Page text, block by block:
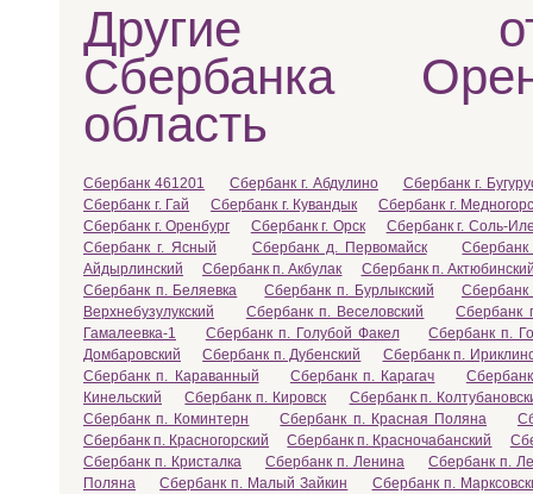
Другие
Сбербанка
область
Сбербанк 461201 Сбербанк г. Абдулино
Сбербанк г.
Сбербанк г. Гай
Сбербанк г. Кувандык
Сбербанк г.
Сбербанк г. Оренбург
Сбербанк г. Орск
Сбербанк г. Соль-
Сбербанк г. Ясный
Сбербанк д. Первомайск
Айдырлинский
Сбербанк п. Акбулак
Сбербанк п.
Сбербанк п. Беляевка
Сбербанк п. Бурлыкский
Сбербанк
Верхнебузулукский
Сбербанк п. Веселовский
Сбербанк
Гамалеевка-1
Сбербанк п. Голубой Факел
Сбербанк п.
Домбаровский
Сбербанк п. Дубенский
Сбербанк п.
Сбербанк п. Караванный
Сбербанк п. Карагач
Кинельский
Сбербанк п. Кировск
Сбербанк п.
Сбербанк п. Коминтерн
Сбербанк п. Красная Поляна
Сбербанк п. Красногорский
Сбербанк п. Красночабанский
Сбербанк п. Кристалка
Сбербанк п. Ленина
Сбербанк п.
Поляна
Сбербанк п. Малый Зайкин
Сбербанк п.